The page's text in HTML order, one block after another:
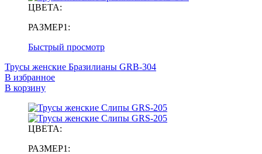
ЦВЕТА:
РАЗМЕР1:
Быстрый просмотр
Трусы женские Бразилианы GRB-304
В избранное
В корзину
ЦВЕТА:
РАЗМЕР1: